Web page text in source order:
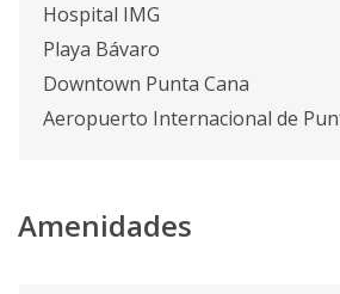
Hospital IMG
Playa Bávaro
Downtown Punta Cana
Aeropuerto Internacional de
Amenidades